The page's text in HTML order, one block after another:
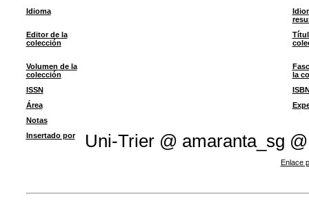
Idioma
Editor de la
colección
Volumen de la
colección
la
ISSN
Área
Notas
Insertado por
Uni-Trier @ amaranta_sg @
Enlace